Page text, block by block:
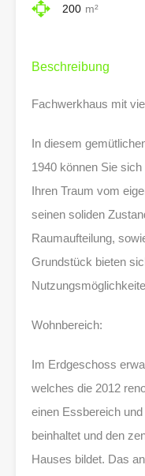
200 m²
Beschreibung
Fachwerkhaus mit
In diesem
1940 können Sie
Ihren Traum vom
seinen soliden
Raumaufteilung,
Grundstück bieten
Wohnbereich:
Im Erdgeschoss
welches die 2012
einen Essbereich
beinhaltet und den
Hauses bildet. Das